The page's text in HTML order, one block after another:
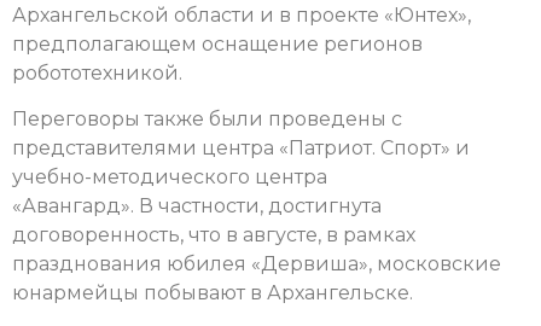
Архангельской области и в проекте «Юнтех»,
предполагающем оснащение регионов
робототехникой.
Переговоры также были проведены с
представителями центра «Патриот. Спорт» и
учебно-методического центра
«Авангард». В частности, достигнута
договоренность, что в августе, в рамках
празднования юбилея «Дервиша», московские
юнармейцы побывают в Архангельске.